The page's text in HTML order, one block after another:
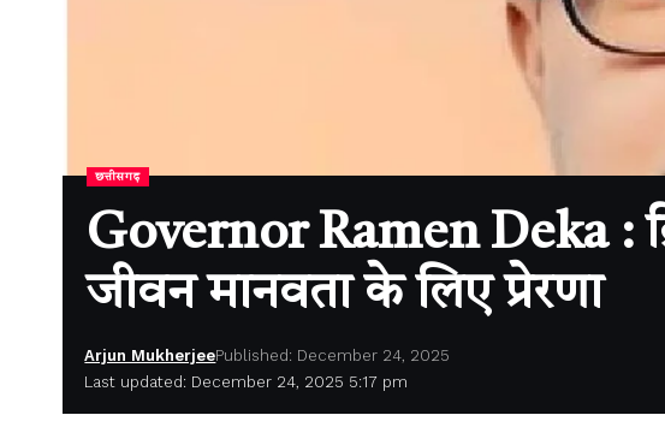
छत्तीसगढ़
Governor Ramen Deka :
जीवन मानवता के लिए प्रेरणा
Last updated: December 24, 2025 5:17 pm
Arjun MukherjeePublished: December 24, 2025